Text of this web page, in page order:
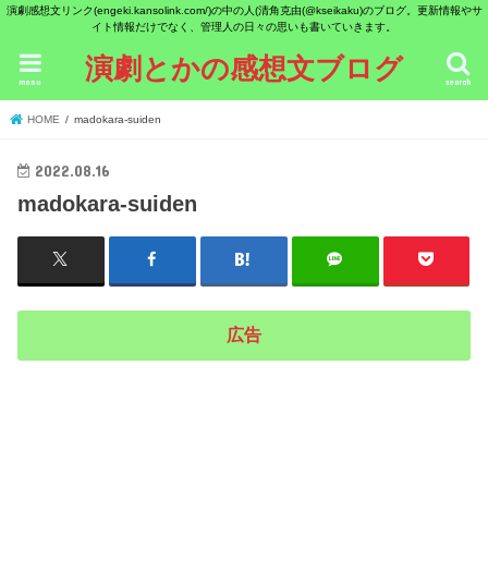
演劇感想文リンク(engeki.kansolink.com/)の中の人(清角克由(@kseikaku)のブログ。更新情報やサ
イト情報だけでなく、管理人の日々の思いも書いていきます。
演劇とかの感想文ブログ search
menu
HOME madokara-suiden
2022.08.16
madokara-suiden
広告